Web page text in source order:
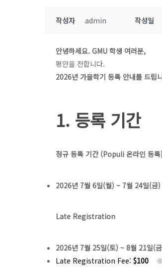
작성자 admin 작성일
안녕하세요. GMU 학생 여러분,
평안을 전합니다.
2026년 가을학기 등록 안내를 드립
1. 등록 기간
정규 등록 기간 (Populi 온라인 등록)
2026년 7월 6일(월) ~ 7월 24일(금)
Late Registration
2026년 7월 25일(토) ~ 8월 21일(
Late Registration Fee: $100 ※